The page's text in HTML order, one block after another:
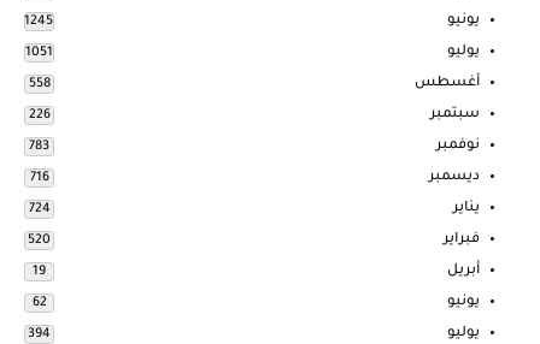
يونيو 1245
يوليو 1051
أغسطس 558
سبتمبر 226
نوفمبر 783
ديسمبر 716
يناير 724
فبراير 520
أبريل 19
يونيو 62
يوليو 394